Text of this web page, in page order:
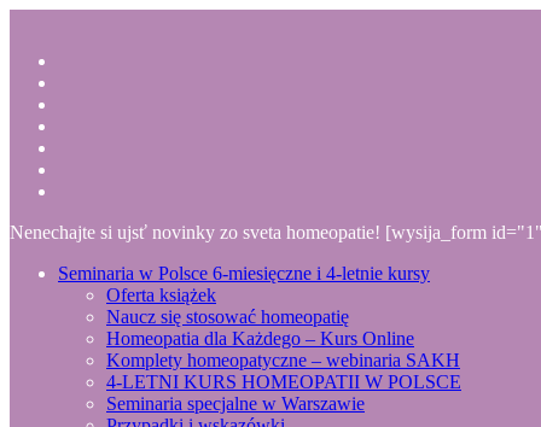
Nenechajte si ujsť novinky zo sveta homeopatie! [wysija_form
Seminaria w Polsce 6-miesięczne i 4-letnie kursy
Oferta książek
Naucz się stosować homeopatię
Homeopatia dla Każdego – Kurs Online
Komplety homeopatyczne – webinaria SAKH
4-LETNI KURS HOMEOPATII W POLSCE
Seminaria specjalne w Warszawie